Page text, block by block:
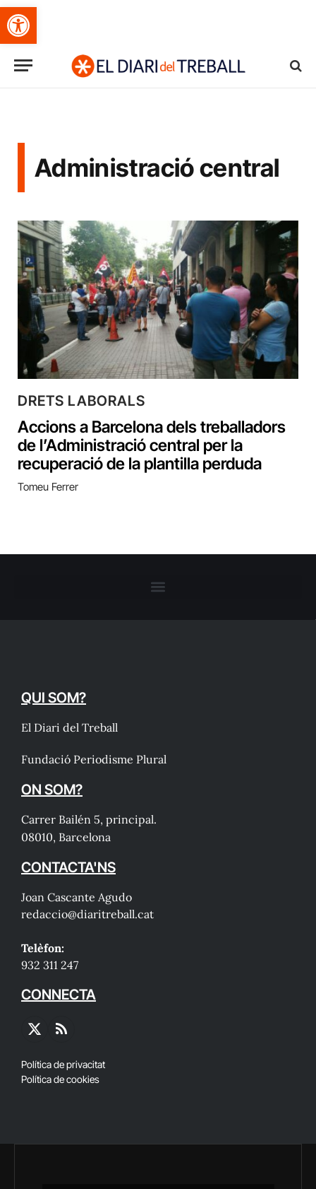
Obre la barra d'eines
Administració central
DRETS LABORALS
Accions a Barcelona dels treballadors
de l’Administració central per la
recuperació de la plantilla perduda
Tomeu Ferrer
QUI SOM?
El Diari del Treball
Fundació Periodisme Plural
ON SOM?
Carrer Bailén 5, principal.
08010, Barcelona
CONTACTA'NS
Joan Cascante Agudo
redaccio@diaritreball.cat
Telèfon:
932 311 247
CONNECTA
X
RSS
Política de privacitat
Política de cookies